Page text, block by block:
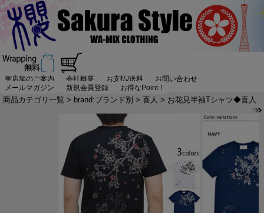
実店舗のご案内 会社概要 お支払/送料
お問い合わせ
メールマガジン
新規会員登録 お得なPoint！
商品カテゴリ一覧 > brand:ブランド別 > 喜人 > お花見半袖Tシャツ◆喜人